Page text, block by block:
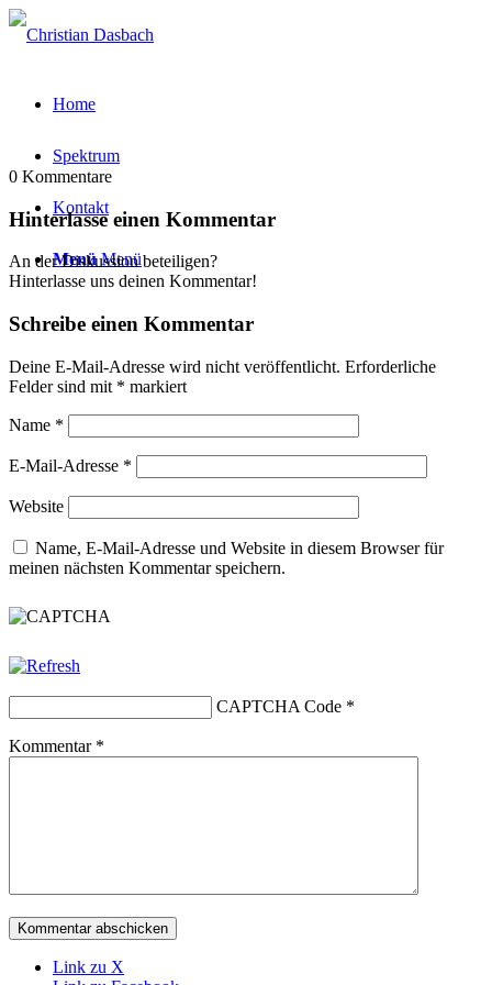
Home
Spektrum
Kontakt
Menü Menü
0 Kommentare
Hinterlasse einen Kommentar
An der Diskussion beteiligen?
Hinterlasse uns deinen Kommentar!
Schreibe einen Kommentar
Deine E-Mail-Adresse wird nicht veröffentlicht. Erforderliche
Felder sind mit * markiert
Name *
E-Mail-Adresse *
Website
Name, E-Mail-Adresse und Website in diesem Browser für
meinen nächsten Kommentar speichern.
CAPTCHA Code *
Kommentar *
Link zu X